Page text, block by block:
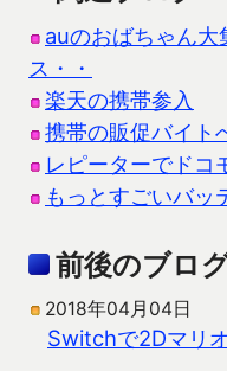
auのおばちゃん
ス・・
楽天の携帯参入
携帯の販促バイト
レピーターでドコ
もっとすごいバッ
前後のブロ
2018年04月04日
Switchで2Dマリ